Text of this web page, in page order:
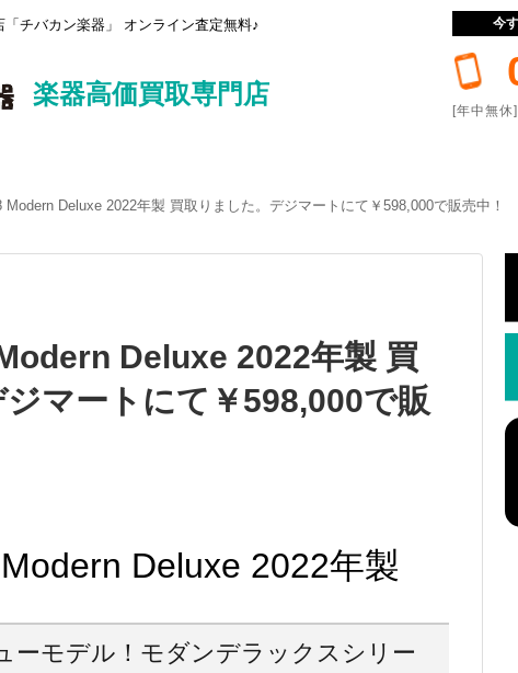
チバカン楽器」 オンライン査定無料♪
楽器高価買取専門店
今
[年中無
Modern Deluxe 2022年製 買取りました。デジマートにて￥598,000で販売中！
Deluxe 2022年製 買
マートにて￥598,000で販
Deluxe 2022年製
ーモデル！モダンデラックスシリー